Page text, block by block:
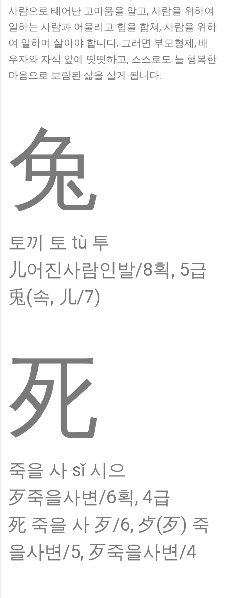
사람으로 태어난 고마움을 알고, 사람을 위하여
일하는 사람과 어울리고 힘을 합쳐, 사람을 위하
여 일하며 살아야 합니다. 그러면 부모형제, 배
우자와 자식 앞에 떳떳하고, 스스로도 늘 행복한
마음으로 보람된 삶을 살게 됩니다.
兔
토끼 토 tù 투
儿어진사람인발/8획, 5급
兎(속, 儿/7)
死
죽을 사 sǐ 시으
歹죽을사변/6획, 4급
死 죽을 사 歹/6, 歺(歹) 죽
을사변/5, 歹죽을사변/4